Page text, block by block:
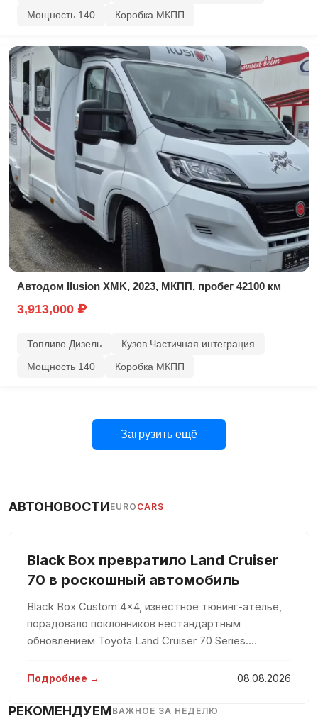
Мощность 140
Коробка МКПП
Автодом Ilusion XMK, 2023, МКПП, пробег 42100 км
3,913,000 ₽
Топливо Дизель
Кузов Частичная интеграция
Мощность 140
Коробка МКПП
Загрузить ещё
АВТОНОВОСТИEURO CARS
Black Box превратило Land Cruiser
70 в роскошный автомобиль
Black Box Custom 4×4, известное тюнинг-ателье,
порадовало поклонников нестандартным
обновлением Toyota Land Cruiser 70 Series.
рабочее средство, этот внедорожник теперь
Подробнее → 08.08.2026
РЕКОМЕНДУЕМВАЖНОЕ ЗА НЕДЕЛЮ